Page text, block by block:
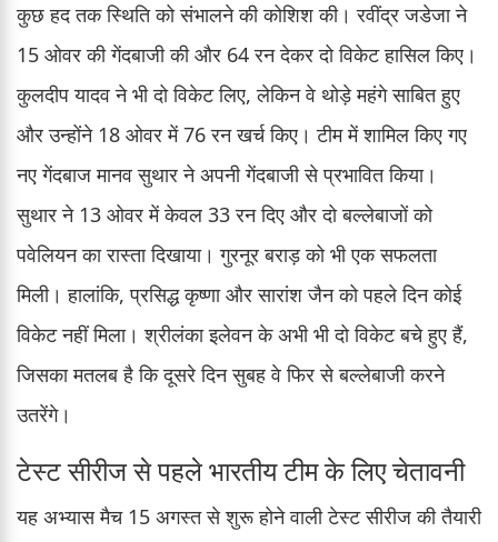
कुछ हद तक स्थिति को संभालने की कोशिश की। रवींद्र जडेजा ने
15 ओवर की गेंदबाजी की और 64 रन देकर दो विकेट हासिल किए।
कुलदीप यादव ने भी दो विकेट लिए, लेकिन वे थोड़े महंगे साबित हुए
और उन्होंने 18 ओवर में 76 रन खर्च किए। टीम में शामिल किए गए
नए गेंदबाज मानव सुथार ने अपनी गेंदबाजी से प्रभावित किया।
सुथार ने 13 ओवर में केवल 33 रन दिए और दो बल्लेबाजों को
पवेलियन का रास्ता दिखाया। गुरनूर बराड़ को भी एक सफलता
मिली। हालांकि, प्रसिद्ध कृष्णा और सारांश जैन को पहले दिन कोई
विकेट नहीं मिला। श्रीलंका इलेवन के अभी भी दो विकेट बचे हुए हैं,
जिसका मतलब है कि दूसरे दिन सुबह वे फिर से बल्लेबाजी करने
उतरेंगे।
टेस्ट सीरीज से पहले भारतीय टीम के लिए चेतावनी
यह अभ्यास मैच 15 अगस्त से शुरू होने वाली टेस्ट सीरीज की तैयारी